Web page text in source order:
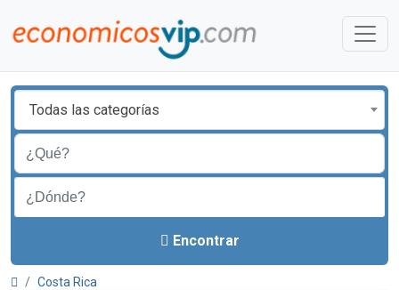
Todas las categorías
Encontrar
Costa Rica